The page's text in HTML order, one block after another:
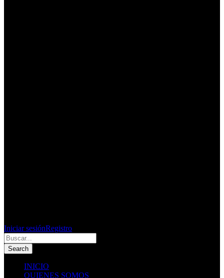
Iniciar sesiónRegistro
INICIO
QUIENES SOMOS